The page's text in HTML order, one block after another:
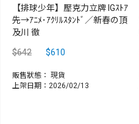
【排球少年】壓克力立牌 IGｽﾄｱ
先→ｱﾆﾒ･ｱｸﾘﾙｽﾀﾝﾄﾞ／新春の頂
及川 徹
$642 $610
販售狀態： 現貨
上架日期：2026/02/13